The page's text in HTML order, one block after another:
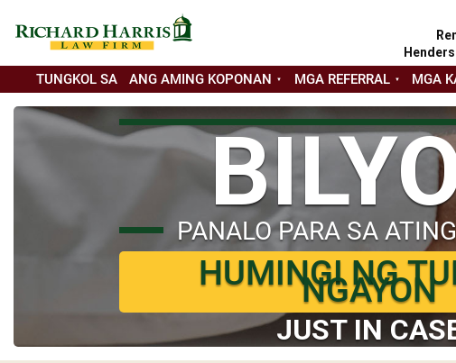
TUNGKOL SA ANG AMING KOPONAN MGA REFERRAL MGA
PANALO PARA SA
HUMINGI NG
NGAYON
JUST IN